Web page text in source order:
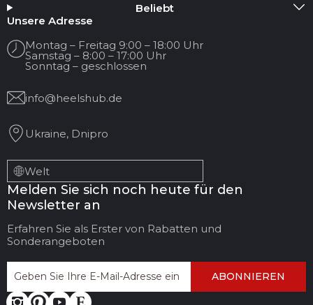
Ihr Name
Ihre E-Mail
Titel der Bewertung
Ihr Feedback:
FEEDBACK
HINTERLASSEN
BEWERTUNG
ABBRECHEN
Beliebt
Unsere Adresse
Montag – Freitag 9:00 – 18:00 Uhr
Samstag – 8:00 – 17:00 Uhr
Sonntag – geschlossen
info@heelshub.de
Ukraine, Dnipro
Welt
Melden Sie sich noch heute für den
Newsletter an
Erfahren Sie als Erster von Rabatten und
Sonderangeboten
ABONNIEREN